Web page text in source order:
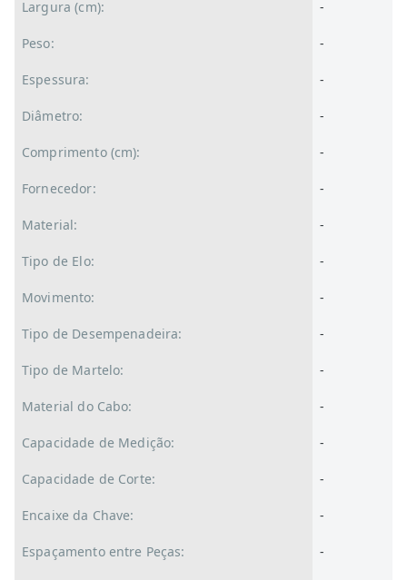
Largura (cm): -
Peso: -
Espessura: -
Diâmetro: -
Comprimento (cm): -
Fornecedor: -
Material: -
Tipo de Elo: -
Movimento: -
Tipo de Desempenadeira: -
Tipo de Martelo: -
Material do Cabo: -
Capacidade de Medição: -
Capacidade de Corte: -
Encaixe da Chave: -
Espaçamento entre Peças: -